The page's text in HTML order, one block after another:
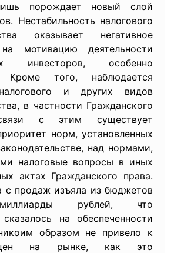
порождает новый слой
Нестабильность налогового
оказывает негативное
на мотивацию деятельности
инвесторов, особенно
Кроме того, наблюдается
и других видов
в частности Гражданского
с этим существует
норм, установленных
над нормами,
налоговые вопросы в иных
актах Гражданского права.
с продаж изъяла из бюджетов
рублей, что
на обеспеченности
образом не привело к
на рынке, как это